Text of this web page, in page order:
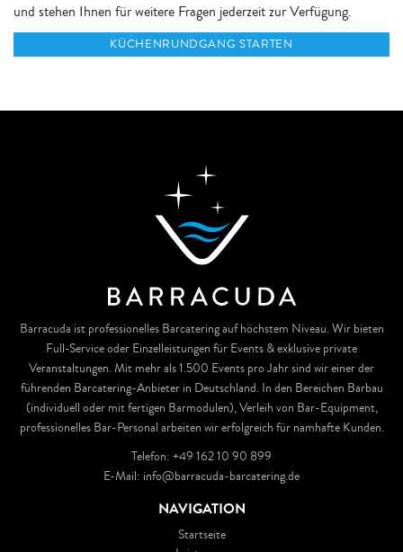
und stehen Ihnen für weitere Fragen jederzeit zur Verfügung.
KÜCHENRUNDGANG STARTEN
Barracuda ist professionelles Barcatering auf höchstem Niveau. Wir bieten
Full-Service oder Einzelleistungen für Events & exklusive private
Veranstaltungen. Mit mehr als 1.500 Events pro Jahr sind wir einer der
führenden Barcatering-Anbieter in Deutschland. In den Bereichen Barbau
(individuell oder mit fertigen Barmodulen), Verleih von Bar-Equipment,
professionelles Bar-Personal arbeiten wir erfolgreich für namhafte Kunden.
Telefon: +49 162 10 90 899
E-Mail: info@barracuda-barcatering.de
NAVIGATION
Startseite